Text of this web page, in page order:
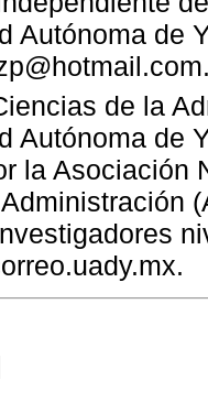
Autónoma de
de la
Autónoma de
la Asociación